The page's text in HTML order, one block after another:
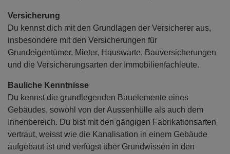
Versicherung
Du kennst dich mit den Grundlagen der Versicherer aus,
insbesondere mit den Versicherungen für
Grundeigentümer, Mieter, Hauswarte, Bauversicherungen
und die Versicherungsarten der Immobilienfachleute.
Bauliche Kenntnisse
Du kennst die grundlegenden Bauelemente eines
Gebäudes, sowohl von der Aussenhülle als auch dem
Innenbereich. Du bist mit den gängigen Fabrikationsarten
vertraut, weisst wie die Kanalisation in einem Gebäude
aufgebaut ist und verfügst über Grundwissen in den